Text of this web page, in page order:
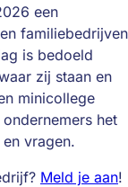
een
familiebedrijven
is bedoeld
zij staan en
minicollege
het
vragen.
Meld je aan!